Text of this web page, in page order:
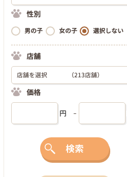
性別
男の子 女の子 選択しない
店舗
店舗を選択 （213店舗）
価格
円
検索